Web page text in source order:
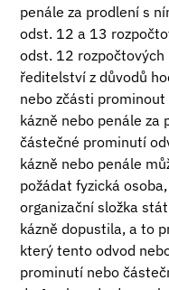
penále za prodlení s
odst. 12 a 13
odst. 12
ředitelství z důvodů
nebo zčásti
kázně nebo penále za
částečné prominutí
kázně nebo penále
požádat fyzická
organizační složka
kázně dopustila, a to
který tento odvod
prominutí nebo